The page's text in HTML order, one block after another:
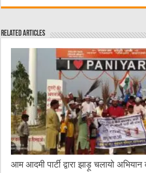
c
e
b
o
k
it
r
C
at
ai ss
n
g
er
at
A
p
p
Related Articles
आम आदमी पार्टी द्वारा झाड़ू चलायो